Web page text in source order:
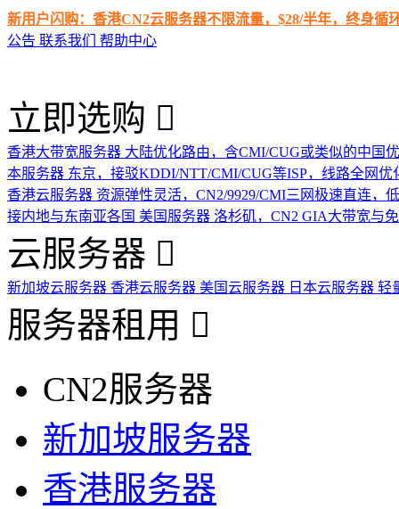
新用户闪购：香港CN2云服务器不限流量，$28/半年，终身循
公告 联系我们 帮助中心
立即选购
香港大带宽服务器 大陆优化路由，含CMI/CUG或类似的中国
本服务器 东京，接驳KDDI/NTT/CMI/CUG等ISP，线路全网优
香港云服务器 资源弹性灵活，CN2/9929/CMI三网极速直连，
接内地与东南亚各国 美国服务器 洛杉矶，CN2 GIA大带宽与
云服务器
新加坡云服务器 香港云服务器 美国云服务器 日本云服务器 轻
服务器租用
CN2服务器
新加坡服务器
香港服务器